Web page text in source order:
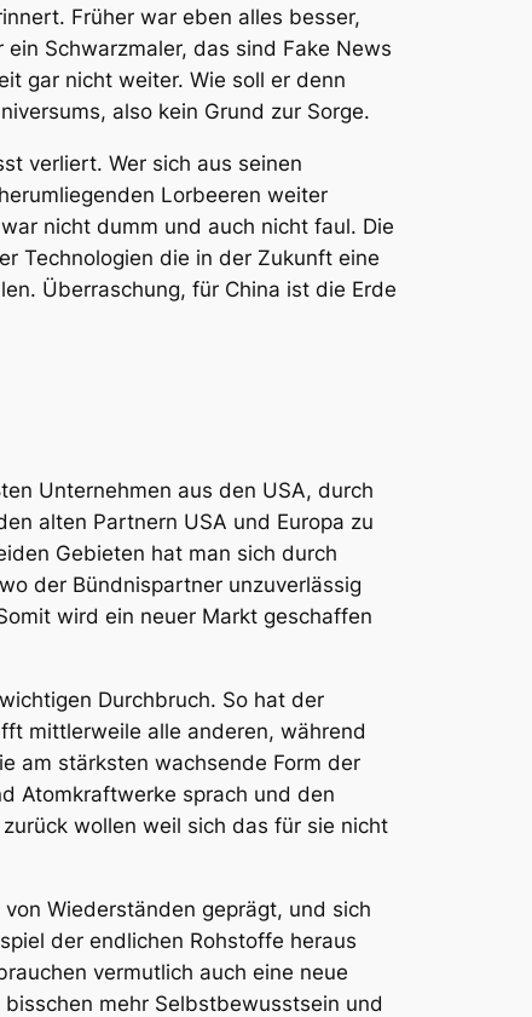
Früher war eben alles besser,
Schwarzmaler, das sind Fake News
gar nicht weiter. Wie soll er denn
also kein Grund zur Sorge.
verliert. Wer sich aus seinen
Lorbeeren weiter
nicht dumm und auch nicht faul. Die
Technologien die in der Zukunft eine
Überraschung, für China ist die Erde
Unternehmen aus den USA, durch
alten Partnern USA und Europa zu
Gebieten hat man sich durch
der Bündnispartner unzuverlässig
wird ein neuer Markt geschaffen
Durchbruch. So hat der
mittlerweile alle anderen, während
am stärksten wachsende Form der
Atomkraftwerke sprach und den
wollen weil sich das für sie nicht
Wiederständen geprägt, und sich
der endlichen Rohstoffe heraus
vermutlich auch eine neue
mehr Selbstbewusstsein und